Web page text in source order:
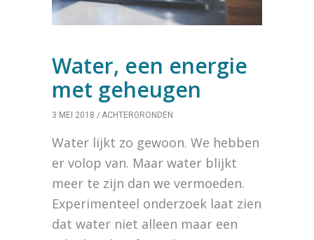
Water, een energie
met geheugen
3 MEI 2018 ACHTERGRONDEN
Water lijkt zo gewoon. We hebben
er volop van. Maar water blijkt
meer te zijn dan we vermoeden.
Experimenteel onderzoek laat zien
dat water niet alleen maar een